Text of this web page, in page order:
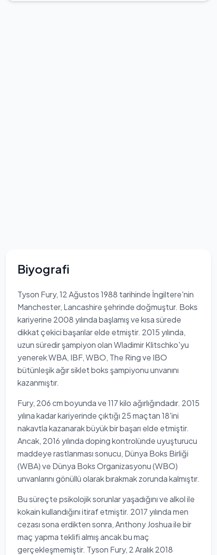
Biyografi
Tyson Fury, 12 Ağustos 1988 tarihinde İngiltere'nin
Manchester, Lancashire şehrinde doğmuştur. Boks
kariyerine 2008 yılında başlamış ve kısa sürede
dikkat çekici başarılar elde etmiştir. 2015 yılında,
uzun süredir şampiyon olan Wladimir Klitschko'yu
yenerek WBA, IBF, WBO, The Ring ve IBO
bütünleşik ağır siklet boks şampiyonu unvanını
kazanmıştır.
Fury, 206 cm boyunda ve 117 kilo ağırlığındadır. 2015
yılına kadar kariyerinde çıktığı 25 maçtan 18'ini
nakavtla kazanarak büyük bir başarı elde etmiştir.
Ancak, 2016 yılında doping kontrolünde uyuşturucu
maddeye rastlanması sonucu, Dünya Boks Birliği
(WBA) ve Dünya Boks Organizasyonu (WBO)
unvanlarını gönüllü olarak bırakmak zorunda kalmıştır.
Bu süreçte psikolojik sorunlar yaşadığını ve alkol ile
kokain kullandığını itiraf etmiştir. 2017 yılında men
cezası sona erdikten sonra, Anthony Joshua ile bir
maç yapma teklifi almış ancak bu maç
gerçekleşmemiştir. Tyson Fury, 2 Aralık 2018